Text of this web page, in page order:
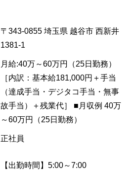
〒343-0855 埼玉県 越谷市 西新井
1381-1
月給:40万～60万円（25日勤務）
［内訳：基本給181,000円＋手当
（達成手当・デジタコ手当・無事
故手当）＋残業代］ ■月収例 40万
～60万円（25日勤務）
正社員
【出勤時間】5:00～7:00